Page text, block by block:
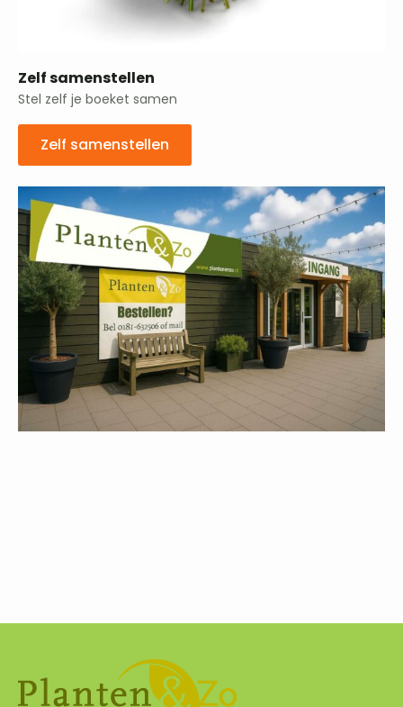
Zelf samenstellen
Stel zelf je boeket samen
Zelf samenstellen